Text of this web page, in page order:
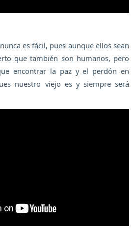
es fácil, pues aunque ellos sean
que también son humanos, pero
encontrar la paz y el perdón en
nuestro viejo es y siempre será